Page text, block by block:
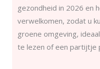
gezondheid in 2026 en
verwelkomen, zodat u
groene omgeving,
te lezen of een partijtje